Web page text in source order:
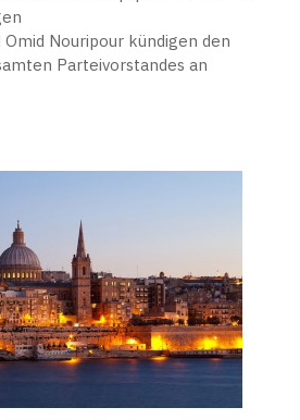
Omid Nouripour kündigen den
Parteivorstandes an